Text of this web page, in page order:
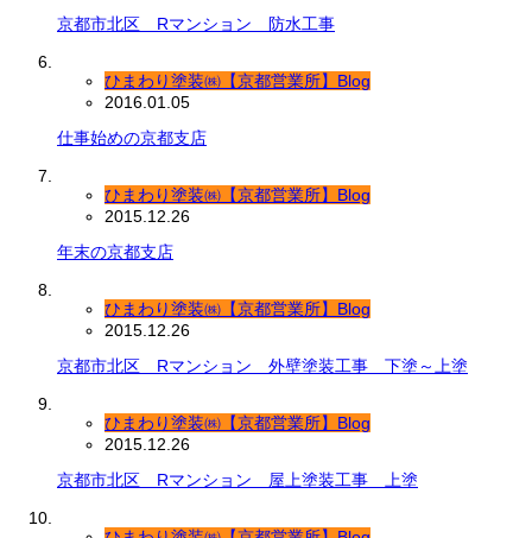
京都市北区 Rマンション 防水工事
ひまわり塗装㈱【京都営業所】Blog
2016.01.05
仕事始めの京都支店
ひまわり塗装㈱【京都営業所】Blog
2015.12.26
年末の京都支店
ひまわり塗装㈱【京都営業所】Blog
2015.12.26
京都市北区 Rマンション 外壁塗装工事 下塗～上塗
ひまわり塗装㈱【京都営業所】Blog
2015.12.26
京都市北区 Rマンション 屋上塗装工事 上塗